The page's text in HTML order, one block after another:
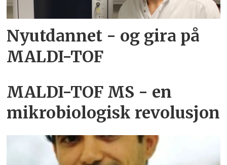
Nyutdannet - og gira på
MALDI-TOF
MALDI-TOF MS - en
mikrobiologisk revolusjon